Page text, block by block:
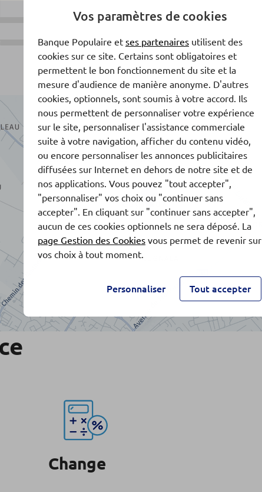
Fermé
Change
Vos paramètres de cookies
Banque Populaire et ses partenaires utilisent des
cookies sur ce site. Certains sont obligatoires et
permettent le bon fonctionnement du site et la
mesure d'audience de manière anonyme. D'autres
cookies, optionnels, sont soumis à votre accord. Ils
nous permettent de personnaliser votre expérience
sur le site, personnaliser l'assistance commerciale
suite à votre navigation, afficher du contenu vidéo,
ou encore personnaliser les annonces publicitaires
diffusées sur Internet en dehors de notre site et de
nos applications. Vous pouvez "tout accepter",
"personnaliser" vos choix ou "continuer sans
accepter". En cliquant sur "continuer sans accepter",
aucun de ces cookies optionnels ne sera déposé. La
page Gestion des Cookies vous permet de revenir sur
vos choix à tout moment.
Personnaliser Tout accepter